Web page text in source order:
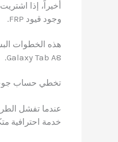
أخيراً، إذا
وجود قيود FRP.
Galaxy Tab A8.
تخطي حساب
خدمة احترافية